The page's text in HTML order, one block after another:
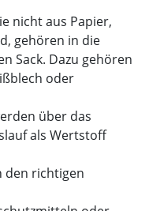
nicht aus Papier,
gehören in die
Sack. Dazu gehören
oder
über das
als Wertstoff
den richtigen